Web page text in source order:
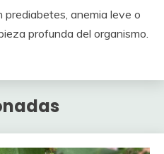
prediabetes, anemia leve o
profunda del organismo.